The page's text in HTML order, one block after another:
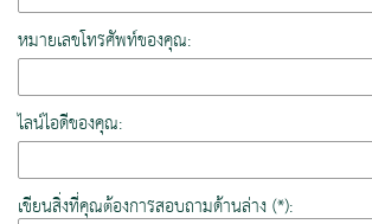
หมายเลขโทรศัพท์ของคุณ:
ไลน์ไอดีของคุณ:
เขียนสิ่งที่คุณต้องการสอบถามด้านล่าง (*):